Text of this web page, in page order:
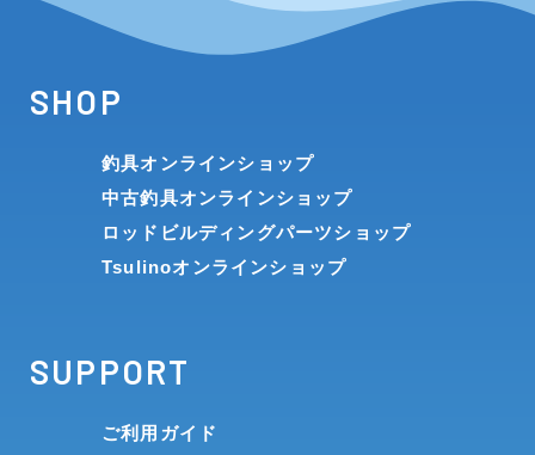
SHOP
釣具オンラインショップ
中古釣具オンラインショップ
ロッドビルディングパーツショップ
Tsulinoオンラインショップ
SUPPORT
ご利用ガイド